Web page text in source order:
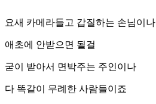
요새 카메라들고 갑질하는 손님이나
애초에 안받으면 될걸
굳이 받아서 면박주는 주인이나
다 똑같이 무례한 사람들이죠